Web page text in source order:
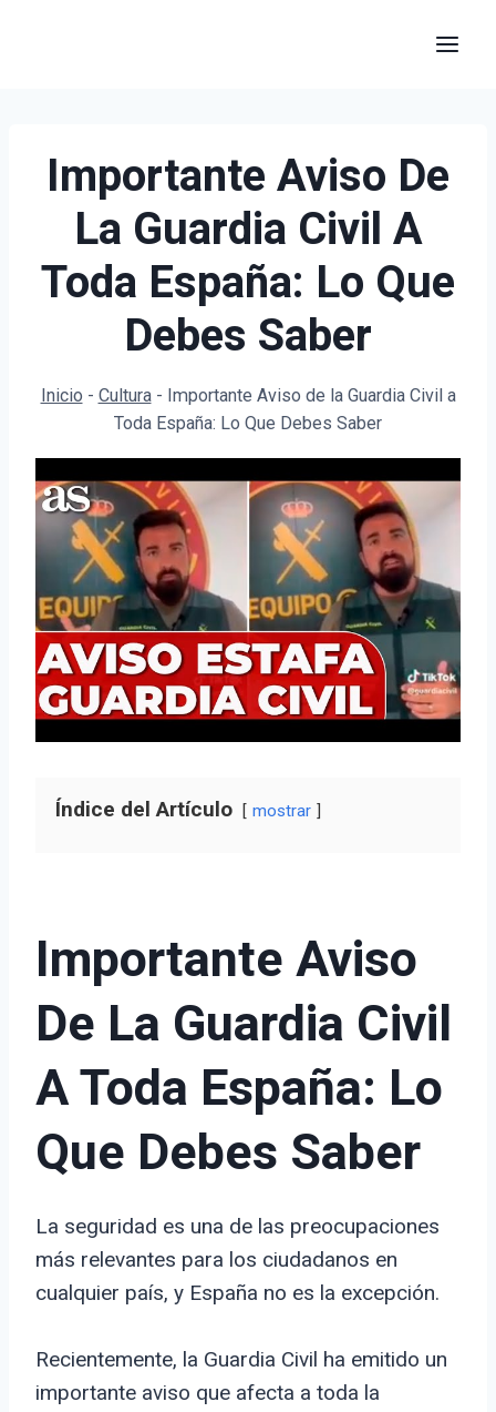
Importante Aviso De
La Guardia Civil A
Toda España: Lo Que
Debes Saber
Inicio - Cultura- Importante Aviso de la Guardia Civil a
Toda España: Lo Que Debes Saber
Índice del Artículo mostrar
Importante Aviso
De La Guardia Civil
A Toda España: Lo
Que Debes Saber
La seguridad es una de las preocupaciones
más relevantes para los ciudadanos en
cualquier país, y España no es la excepción.
Recientemente, la Guardia Civil ha emitido un
importante aviso que afecta a toda la